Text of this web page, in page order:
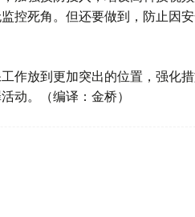
控死角。但还要做到，防止因
作放到更加突出的位置，强化措
动。（编译：金桥）